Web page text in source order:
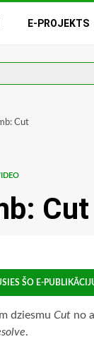
E-PROJEKTS
Cut
Cut
ŠO E-
dziesmu Cut no
.